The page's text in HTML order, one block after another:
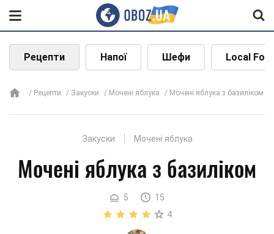
Рецепти Напої Шефи Local
Рецепти Закуски Мочені яблука Мочені яблука з базиліком
Закуски Мочені яблука
Мочені яблука з базиліком
5
15
4